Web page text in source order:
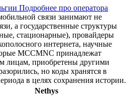
Подробнее про оператора
связи занимают не
а государственные структуры
стационарные), провайдеры
интернета, научные
MCCMNC принадлежат
лицам, приобретены другими
но коды хранятся в
в целях сохранения истории.
Nethys